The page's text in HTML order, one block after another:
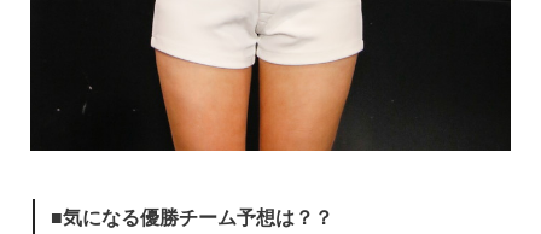
■気になる優勝チーム予想は？？